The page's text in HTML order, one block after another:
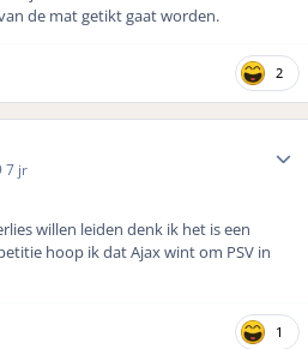
de mat getikt gaat worden.
2
7 jr
willen leiden denk ik het is een
hoop ik dat Ajax wint om PSV in
1